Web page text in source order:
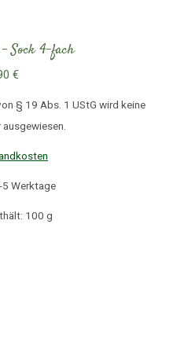
Sock 4-fach
€
§ 19 Abs. 1 UStG wird keine
Werktage
100 g